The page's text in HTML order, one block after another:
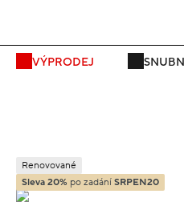
VÝPRODEJ SNUBNÍ
Renovované
Sleva 20% po zadání SRPEN20